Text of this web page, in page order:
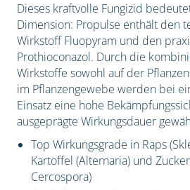
Dieses kraftvolle Fungizid
Dimension: Propulse enthält den
Wirkstoff Fluopyram und den
Prothioconazol. Durch die
Wirkstoffe sowohl auf der
im Pflanzengewebe werden bei
Einsatz eine hohe
ausgeprägte Wirkungsdauer
Top Wirkungsgrade in Raps
Kartoffel (Alternaria) und
Cercospora)